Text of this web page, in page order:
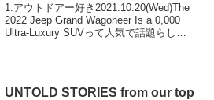
1:アウトドアー好き2021.10.20(Wed)The
2022 Jeep Grand Wagoneer Is a 0,000
Ultra-Luxury SUVって人気で話題らしい
UNTOLD STORIES from our top